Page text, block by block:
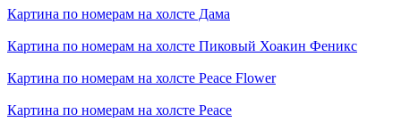
Картина по номерам на холсте Дама
Картина по номерам на холсте Пиковый Хоакин Феникс
Картина по номерам на холсте Peace Flower
Картина по номерам на холсте Peace